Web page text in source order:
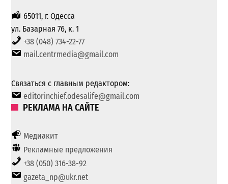
65011, г. Одесса
ул. Базарная 76, к. 1
+38 (048) 734-22-77
mail.centrmedia@gmail.com
Связаться с главным редактором:
editorinchief.odesalife@gmail.com
РЕКЛАМА НА САЙТЕ
Медиакит
Рекламные предложения
+38 (050) 316-38-92
gazeta_np@ukr.net